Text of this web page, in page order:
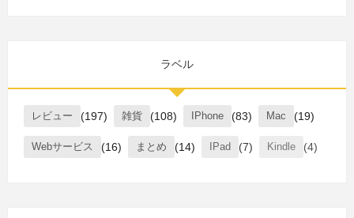
ラベル
レビュー (197) 雑貨 (108) IPhone (83) Mac (19)
Webサービス (16) まとめ (14) IPad (7) Kindle (4)